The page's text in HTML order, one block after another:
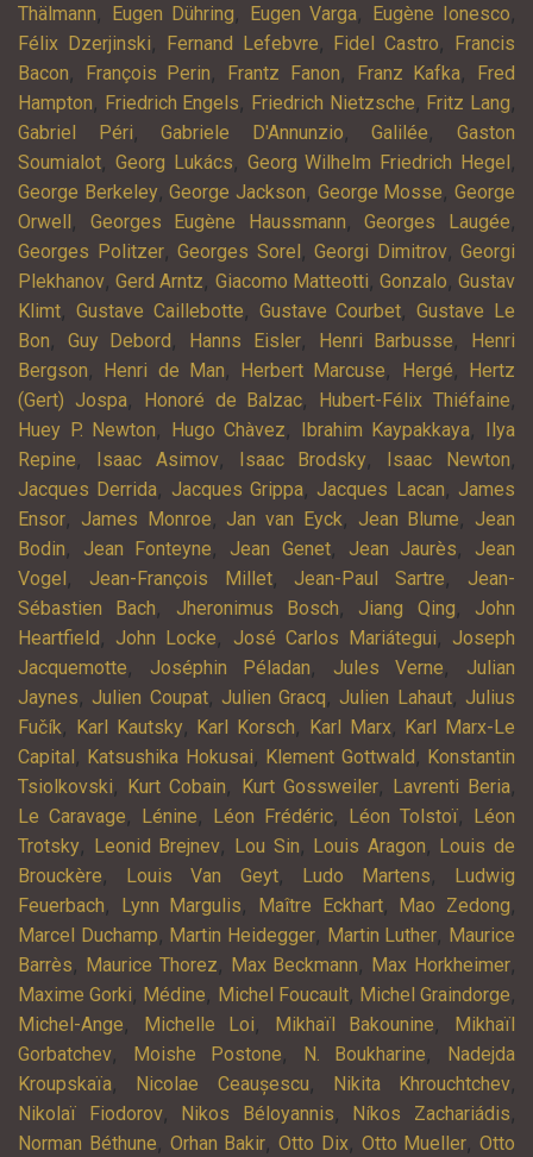
Thälmann, Eugen Dühring, Eugen Varga, Eugène Ionesco,
Félix Dzerjinski, Fernand Lefebvre, Fidel Castro,
Francis
Bacon, François Perin, Frantz Fanon, Franz Kafka,
Fred
Hampton, Friedrich Engels, Friedrich Nietzsche, Fritz Lang,
Gabriel Péri,Gabriele D'Annunzio,Galilée,Gaston
Soumialot, Georg Lukács, Georg Wilhelm Friedrich Hegel ,
George Berkeley,George Jackson, George Mosse,George
Orwell , Georges Eugène Haussmann,Georges Laugée,
Georges Politzer, Georges Sorel , Georgi Dimitrov, Georgi
Plekhanov,Gerd Arntz, Giacomo Matteotti, Gonzalo,Gustav
Klimt, Gustave Caillebotte, Gustave Courbet,Gustave Le
Bon, Guy Debord , Hanns Eisler, Henri Barbusse,
Henri
Bergson, Henri de Man, Herbert Marcuse, Hergé,
Hertz
(Gert) Jospa, Honoré de Balzac, Hubert-Félix Thiéfaine,
Huey P. Newton, Hugo Chàvez, Ibrahim Kaypakkaya,
Ilya
Repine, Isaac Asimov, Isaac Brodsky, Isaac Newton,
Jacques Derrida, Jacques Grippa, Jacques Lacan, James
Ensor, James Monroe, Jan van Eyck, Jean Blume, Jean
Bodin, Jean Fonteyne, Jean Genet, Jean Jaurès, Jean
Vogel , Jean-François Millet, Jean-Paul Sartre, Jean-
Sébastien Bach, Jheronimus Bosch, Jiang Qing, John
Heartfield , John Locke, José Carlos Mariátegui, Joseph
Jacquemotte, Joséphin Péladan, Jules Verne, Julian
Jaynes, Julien Coupat, Julien Gracq, Julien Lahaut, Julius
Fučík, Karl Kautsky, Karl Korsch, Karl Marx, Karl Marx-Le
Capital , Katsushika Hokusai, Klement Gottwald , Konstantin
Tsiolkovski, Kurt Cobain, Kurt Gossweiler, Lavrenti Beria,
Le Caravage, Lénine, Léon Frédéric, Léon Tolstoï,
Léon
Trotsky, Leonid Brejnev, Lou Sin, Louis Aragon, Louis de
Brouckère, Louis Van Geyt, Ludo Martens,
Ludwig
Feuerbach, Lynn Margulis, Maître Eckhart, Mao Zedong,
Marcel Duchamp, Martin Heidegger, Martin Luther, Maurice
Barrès, Maurice Thorez, Max Beckmann, Max Horkheimer,
Maxime Gorki, Médine, Michel Foucault, Michel Graindorge,
Michel-Ange, Michelle Loi, Mikhaïl Bakounine,
Mikhaïl
Gorbatchev, Moishe Postone, N. Boukharine,
Nadejda
Kroupskaïa, Nicolae Ceaușescu, Nikita Khrouchtchev,
Nikolaï Fiodorov, Nikos Béloyannis, Níkos Zachariádis,
Norman Béthune, Orhan Bakir, Otto Dix, Otto Mueller, Otto